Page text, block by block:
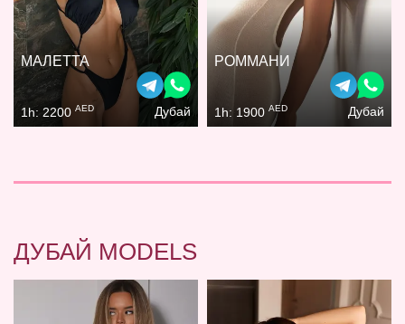
МАЛЕТТА
1h: 2200 AED Дубай
РОММАНИ
1h: 1900 AED Дубай
ДУБАЙ MODELS